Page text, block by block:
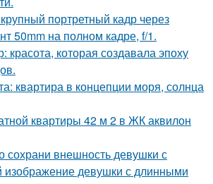
портретный кадр через
50mm на полном кадре, f/1.
красота, которая создавала эпоху
квартира в концепции моря, солнца
квартиры 42 м 2 в ЖК аквилон
сохрани внешность девушки с
изображение девушки с длинными